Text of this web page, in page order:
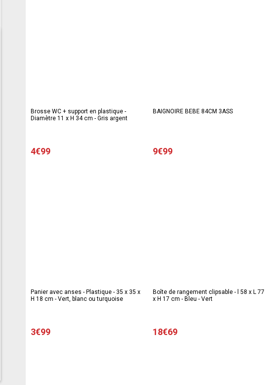
Brosse WC + support en plastique -
Diamètre 11 x H 34 cm - Gris argent
4€99
BAIGNOIRE BEBE 84CM 3ASS
9€99
Panier avec anses - Plastique - 35 x 35 x
H 18 cm - Vert, blanc ou turquoise
3€99
Boîte de rangement clipsable - l 58 x L 77
x H 17 cm - Bleu - Vert
18€69